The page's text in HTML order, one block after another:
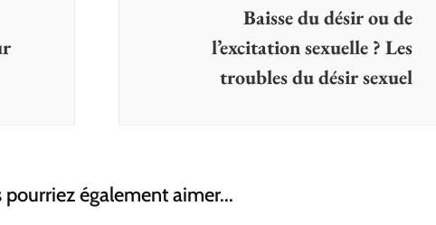
Baisse du désir ou de
l’excitation sexuelle ? Les
troubles du désir sexuel
pourriez également aimer...